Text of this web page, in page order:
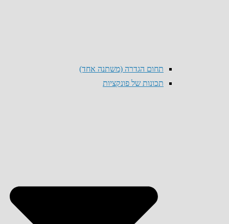
תחום הגדרה (משתנה אחד)
תכונות של פונקציות